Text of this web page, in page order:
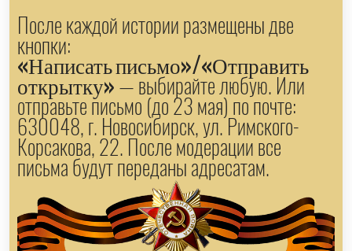
После каждой истории размещены две
кнопки:
«Написать письмо»/«Отправить
открытку»— выбирайте любую. Или
отправьте письмо (до 23 мая) по почте:
630048, г. Новосибирск, ул. Римского-
Корсакова, 22. После модерации все
письма будут переданы адресатам.